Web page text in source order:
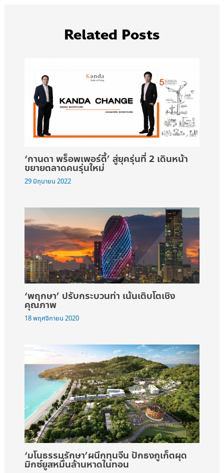
Related Posts
‘กานดา พร็อพเพอร์ตี้’ สู่ยุครุ่นที่ 2 เดินหน้า
ขยายตลาดคนรุ่นใหม่
29 มิถุนายน 2022
‘พฤกษา’ ปรับกระบวนท่า เน้นเติบโตเชิง
คุณภาพ
18 พฤศจิกายน 2020
‘มโนธรรมรักษา’ผนึกทุนจีน ปักธงภูเก็ตผุด
มิกซ์ยูสหมื่นล้านหาดในทอน